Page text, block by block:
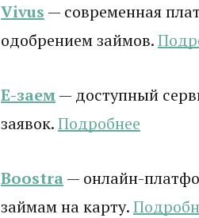
Vivus — современная
одобрением займов.
Е-заем— доступный
заявок.Подробнее
Boostra— онлайн-
займам на карту.